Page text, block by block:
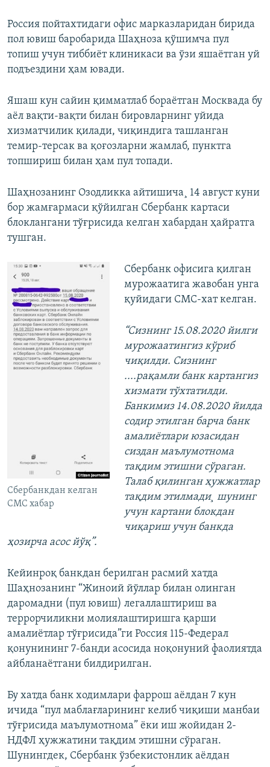
Россия пойтахтидаги офис марказларидан бирида
пол ювиш баробарида Шаҳноза қўшимча пул
топиш учун тиббиёт клиникаси ва ўзи яшаётган уй
подъездини ҳам ювади.
Яшаш кун сайин қимматлаб бораётган Москвада бу
аёл вақти-вақти билан бировларнинг уйида
хизматчилик қилади, чиқиндига ташланган
темир-терсак ва қоғозларни жамлаб, пунктга
топшириш билан ҳам пул топади.
Шаҳнозанинг Озодликка айтишича¸ 14 август куни
бор жамғармаси қўйилган Сбербанк картаси
блоклангани тўғрисида келган хабардан ҳайратга
тушган.
Сбербанкдан келган
СМС хабар
Сбербанк офисига қилган
мурожаатига жавобан унга
қуйидаги СМС-хат келган.
“Сизнинг 15.08.2020 йилги
мурожаатингиз кўриб
чиқилди. Сизнинг
....рақамли банк картангиз
хизмати тўхтатилди.
Банкимиз 14.08.2020 йилда
содир этилган барча банк
амалиётлари юзасидан
сиздан маълумотнома
тақдим этишни сўраган.
Талаб қилинган ҳужжатлар
тақдим этилмади¸ шунинг
учун картани блокдан
чиқариш учун банкда
ҳозирча асос йўқ”.
Кейинроқ банкдан берилган расмий хатда
Шаҳнозанинг “Жиноий йўллар билан олинган
даромадни (пул ювиш) легаллаштириш ва
террорчиликни молиялаштиришга қарши
амалиётлар тўғрисида”ги Россия 115-Федерал
қонунининг 7-банди асосида ноқонуний фаолиятда
айбланаётгани билдирилган.
Бу хатда банк ходимлари фаррош аëлдан 7 кун
ичида “пул маблағларининг келиб чиқиши манбаи
тўғрисида маълумотнома” ёки иш жойидан 2-
НДФЛ ҳужжатини тақдим этишни сўраган.
Шунингдек, Сбербанк ўзбекистонлик аёлдан